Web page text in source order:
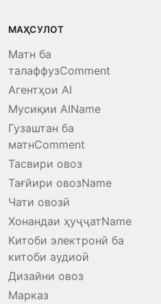
МАҲСУЛОТ
Матн ба
талаффузComment
Агентҳои AI
Мусиқии AIName
Гузаштан ба
матнComment
Тасвири овоз
Тағйири овозName
Чати овозӣ
Хонандаи ҳуҷҷатName
Китоби электронӣ ба
китоби аудиоӣ
Дизайни овоз
Марказ